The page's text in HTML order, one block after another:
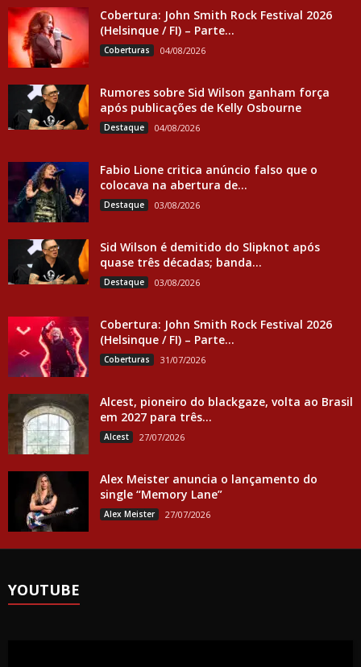
Cobertura: John Smith Rock Festival 2026
(Helsinque / FI) – Parte...
Coberturas 04/08/2026
Rumores sobre Sid Wilson ganham força
após publicações de Kelly Osbourne
Destaque 04/08/2026
Fabio Lione critica anúncio falso que o
colocava na abertura de...
Destaque 03/08/2026
Sid Wilson é demitido do Slipknot após
quase três décadas; banda...
Destaque 03/08/2026
Cobertura: John Smith Rock Festival 2026
(Helsinque / FI) – Parte...
Coberturas 31/07/2026
Alcest, pioneiro do blackgaze, volta ao Brasil
em 2027 para três...
Alcest 27/07/2026
Alex Meister anuncia o lançamento do
single “Memory Lane”
Alex Meister 27/07/2026
YOUTUBE